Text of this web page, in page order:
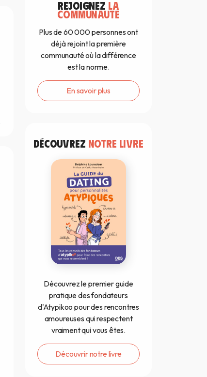
REJOIGNEZ LA
COMMUNAUTÉ
Plus de 60 000 personnes ont
déjà rejoint la première
communauté où la différence
est la norme.
En savoir plus
DÉCOUVREZ NOTRE LIVRE
Découvrez le premier guide
pratique des fondateurs
d'Atypikoo pour des rencontres
amoureuses qui respectent
vraiment qui vous êtes.
Découvrir notre livre